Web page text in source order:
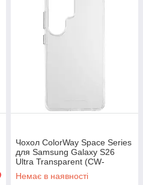
Чохол ColorWay Space Series
для Samsung Galaxy S26
Ultra Transparent (CW-
CSSSG948)
Немає в наявності